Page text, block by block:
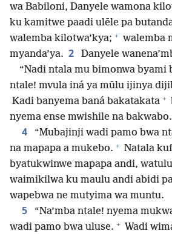
wa Babiloni, Danyele wamona
ku kamitwe paadi ulēle pa
walemba kilotwa’kya; + walemba
myanda’ya. 2
Danyele
“Nadi ntala mu bimonwa byami
ntale! mvula iná ya mūlu ijinya
Kadi banyema baná bakatakata +
nyema ense mwishile na bakwabo.
4 “Mubajinji wadi pamo bwa
na mapapa a mukebo. + Natala
byatukwinwe mapapa andi,
waimikilwa ku maulu andi abidi
wapebwa ne mutyima wa muntu.
5
“Na’mba ntale! nyema
wadi pamo bwa uluse. + Wadi